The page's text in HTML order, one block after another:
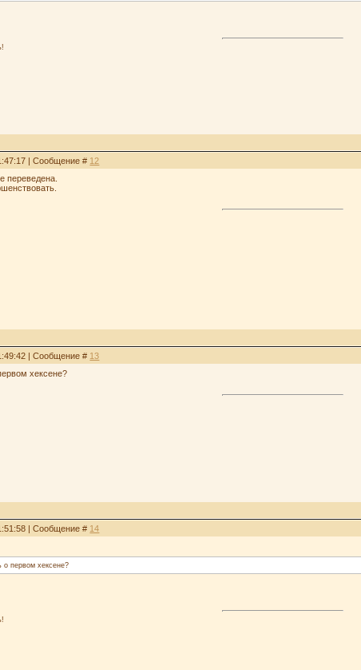
| Сообщение # 12
переведена.
| Сообщение # 13
хексене?
| Сообщение # 14
о первом хексене?